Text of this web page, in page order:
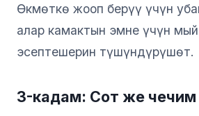
Өкмөткө жооп берүү үчүн
алар камактын эмне үчүн
эсептешерин түшүндүрүшөт.
3-кадам: Сот же чечим